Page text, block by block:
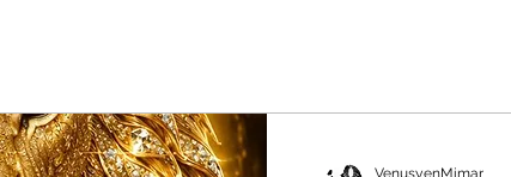
VenusyenMimar